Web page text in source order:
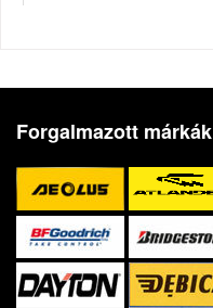
Forgalmazott márkák